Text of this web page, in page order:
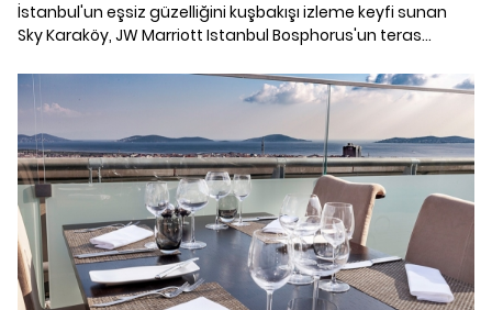
İstanbul'un eşsiz güzelliğini kuşbakışı izleme keyfi sunan
Sky Karaköy, JW Marriott Istanbul Bosphorus'un teras